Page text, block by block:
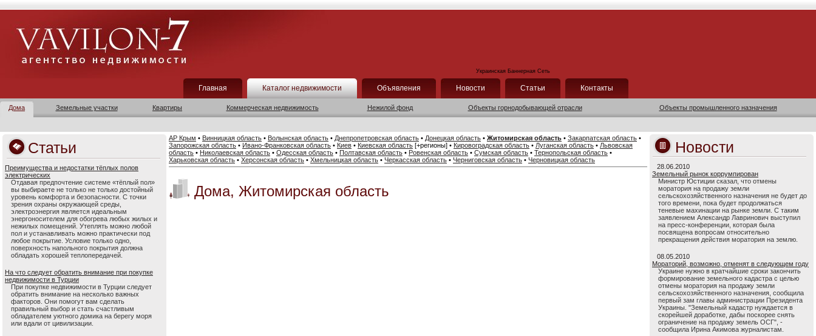
Украинская Баннерная Сеть
Главная Каталог недвижимости Объявления Новости Статьи Контакты
Дома Земельные участки Квартиры Коммерческая недвижимость Нежилой фонд Объекты горнодобывающей отрасли Объекты промышленного назначения
Статьи
Преимущества и недостатки тёплых полов
электрических
Отдавая предпочтение системе «тёплый пол»
вы выбираете не только не только достойный
уровень комфорта и безопасности. С точки
зрения охраны окружающей среды,
электроэнергия является идеальным
энергоносителем для обогрева любых жилых и
нежилых помещений. Утеплять можно любой
пол и устанавливать можно практически под
любое покрытие. Условие только одно,
поверхность напольного покрытия должна
обладать хорошей теплопередачей.
На что следует обратить внимание при покупке
недвижимости в Турции
При покупке недвижимости в Турции следует
обратить внимание на несколько важных
факторов. Они помогут вам сделать
правильный выбор и стать счастливым
обладателем уютного домика на берегу моря
или вдали от цивилизации.
АР Крым • Винницкая область • Волынская область • Днепропетровская область • Донецкая область • Житомирская область • Закарпатская область •
Запорожская область • Ивано-Франковская область • Киев • Киевская область [+регионы] • Кировоградская область • Луганская область • Львовская
область • Николаевская область • Одесская область • Полтавская область • Ровенская область • Сумская область • Тернопольская область •
Харьковская область • Херсонская область • Хмельницкая область • Черкасская область • Черниговская область • Черновицкая область
Дома, Житомирская область
Новости
28.06.2010
Земельный рынок коррумпирован
Министр Юстиции сказал, что отмены
моратория на продажу земли
сельскохозяйственного назначения не будет до
того времени, пока будет продолжаться
теневые махинации на рынке земли. С таким
заявлением Александр Лавринович выступил
на пресс-конференции, которая была
посвящена вопросам относительно
прекращения действия моратория на землю.
08.05.2010
Мораторий, возможно, отменят в следующем году
Украине нужно в кратчайшие сроки закончить
формирование земельного кадастра с целью
отмены моратория на продажу земли
сельскохозяйственного назначения, сообщила
первый зам главы администрации Президента
Украины. "Земельный кадастр нуждается в
скорейшей доработке, дабы поскорее снять
ограничение на продажу земель ОСГ", -
сообщила Ирина Акимова журналистам.